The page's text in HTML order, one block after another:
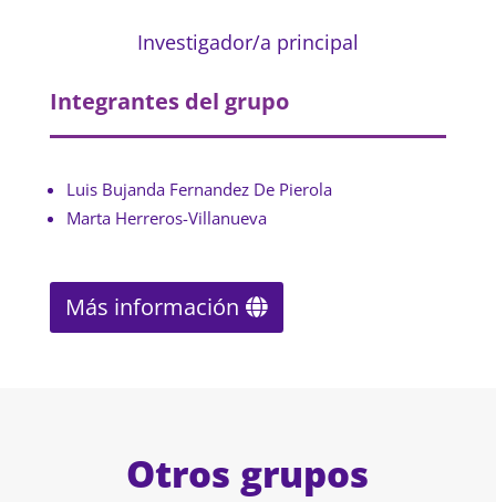
Investigador/a principal
Integrantes del grupo
Luis Bujanda Fernandez De Pierola
Marta Herreros-Villanueva
Más información
Otros grupos